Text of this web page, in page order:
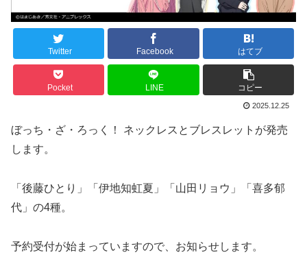
Twitter Facebook はてブ
Pocket LINE コピー
2025.12.25
ぼっち・ざ・ろっく！ ネックレスとブレスレットが発売
します。
「後藤ひとり」「伊地知虹夏」「山田リョウ」「喜多郁
代」の4種。
予約受付が始まっていますので、お知らせします。